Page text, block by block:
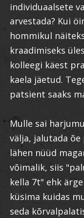
individuaalsete
arvestada? Kui
hommikul
kraadimiseks
kolleegi käest
kaela jäetud.
patsient saaks
Mulle sai
välja, jalutada
lähen nüüd
võimalik, siis
kella 7t" ehk
küsima kuidas
seda